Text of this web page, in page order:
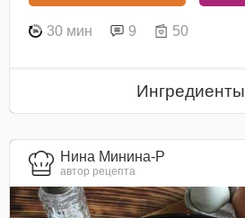
30 мин 9 50
Ингредиенты
Нина Минина-Р
автор рецепта